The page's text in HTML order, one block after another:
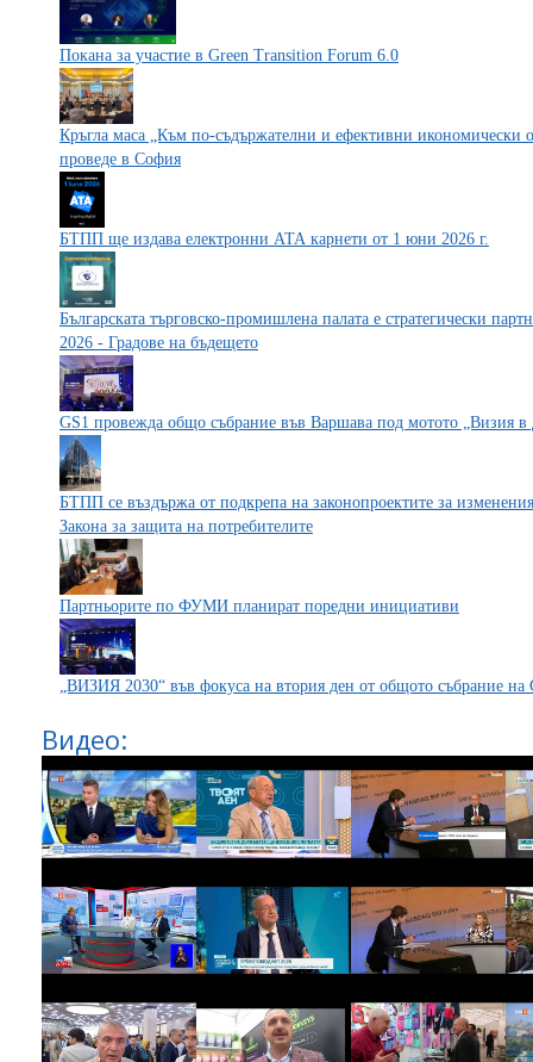
Покана за участие в Green Transition Forum 6.0
Кръгла маса „Към по-съдържателни и ефективни икономически
проведе в София
БТПП ще издава електронни АТА карнети от 1 юни 2026 г.
Българската търговско-промишлена палата е стратегически
2026 - Градове на бъдещето
GS1 провежда общо събрание във Варшава под мотото „Визия в
БТПП се въздържа от подкрепа на законопроектите за
Закона за защита на потребителите
Партньорите по ФУМИ планират поредни инициативи
„ВИЗИЯ 2030“ във фокуса на втория ден от общото събрание на
Видео: